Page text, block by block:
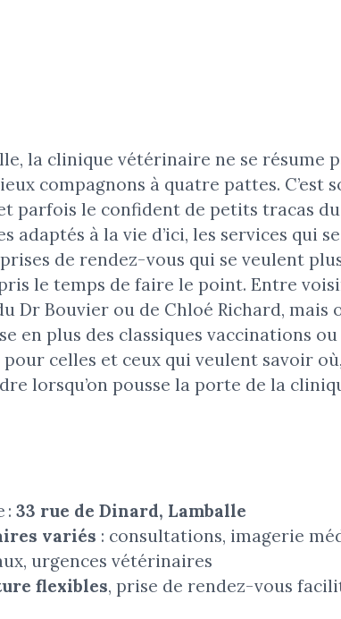
la clinique vétérinaire ne se résume
compagnons à quatre pattes. C’est
parfois le confident de petits tracas
adaptés à la vie d’ici, les services qui
de rendez-vous qui se veulent
pris le temps de faire le point. Entre
Dr Bouvier ou de Chloé Richard, mais
en plus des classiques vaccinations
celles et ceux qui veulent savoir
lorsqu’on pousse la porte de la
: 33 rue de Dinard, Lamballe
variés : consultations, imagerie
urgences vétérinaires
flexibles, prise de rendez-vous